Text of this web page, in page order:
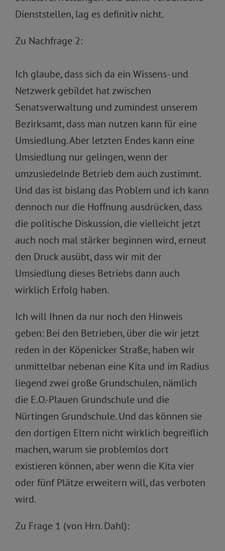
Dienststellen, lag es definitiv nicht.
Zu Nachfrage 2:
Ich glaube, dass sich da ein Wissens- und
Netzwerk gebildet hat zwischen
Senatsverwaltung und zumindest unserem
Bezirksamt, dass man nutzen kann für eine
Umsiedlung. Aber letzten Endes kann eine
Umsiedlung nur gelingen, wenn der
umzusiedelnde Betrieb dem auch zustimmt.
Und das ist bislang das Problem und ich kann
dennoch nur die Hoffnung ausdrücken, dass
die politische Diskussion, die vielleicht jetzt
auch noch mal stärker beginnen wird, erneut
den Druck ausübt, dass wir mit der
Umsiedlung dieses Betriebs dann auch
wirklich Erfolg haben.
Ich will Ihnen da nur noch den Hinweis
geben: Bei den Betrieben, über die wir jetzt
reden in der Köpenicker Straße, haben wir
unmittelbar nebenan eine Kita und im Radius
liegend zwei große Grundschulen, nämlich
die E.O.-Plauen Grundschule und die
Nürtingen Grundschule. Und das können sie
den dortigen Eltern nicht wirklich begreiflich
machen, warum sie problemlos dort
existieren können, aber wenn die Kita vier
oder fünf Plätze erweitern will, das verboten
wird.
Zu Frage 1 (von Hrn. Dahl):